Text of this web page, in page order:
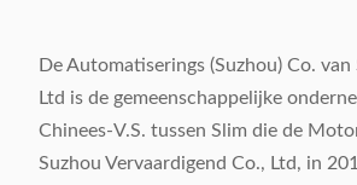
De Automatiserings (Suzhou) Co.
Ltd is de gemeenschappelijke
Chinees-V.S. tussen Slim die de
Suzhou Vervaardigend Co., Ltd, in